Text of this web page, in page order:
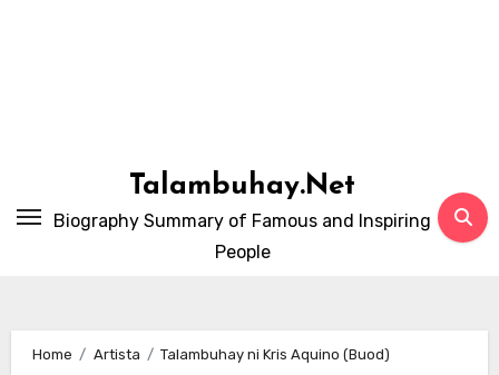
Talambuhay.Net
Biography Summary of Famous and Inspiring
People
Home Artista Talambuhay ni Kris Aquino (Buod)